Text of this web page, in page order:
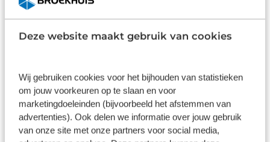
Deze website maakt gebruik van cookies
Wij gebruiken cookies voor het bijhouden van statistieken
om jouw voorkeuren op te slaan en voor
marketingdoeleinden (bijvoorbeeld het afstemmen van
advertenties). Ook delen we informatie over jouw gebruik
van onze site met onze partners voor social media,
Met private lease is uw auto all-risk verzekerd. De
verzekering is van toepassing in alle landen die op
de groene kaart worden vermeld. Bij niet
verhaalbare schade betaalt u alleen uw eigen